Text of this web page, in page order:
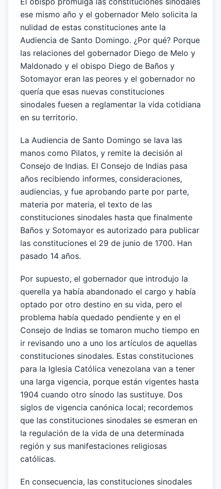
ese mismo año y el gobernador Melo solicita la
nulidad de estas constituciones ante la
Audiencia de Santo Domingo. ¿Por qué? Porque
las relaciones del gobernador Diego de Melo y
Maldonado y el obispo Diego de Baños y
Sotomayor eran las peores y el gobernador no
quería que esas nuevas constituciones
sinodales fuesen a reglamentar la vida cotidiana
en su territorio.
La Audiencia de Santo Domingo se lava las
manos como Pilatos, y remite la decisión al
Consejo de Indias. El Consejo de Indias pasa
años recibiendo informes, consideraciones,
audiencias, y fue aprobando parte por parte,
materia por materia, el texto de las
constituciones sinodales hasta que finalmente
Baños y Sotomayor es autorizado para publicar
las constituciones el 29 de junio de 1700. Han
pasado 14 años.
Por supuesto, el gobernador que introdujo la
querella ya había abandonado el cargo y había
optado por otro destino en su vida, pero el
problema había quedado pendiente y en el
Consejo de Indias se tomaron mucho tiempo en
ir revisando uno a uno los artículos de aquellas
constituciones sinodales. Estas constituciones
para la Iglesia Católica venezolana van a tener
una larga vigencia, porque están vigentes hasta
1904 cuando otro sínodo las sustituye. Dos
siglos de vigencia canónica local; recordemos
que las constituciones sinodales se esmeran en
la regulación de la vida de una determinada
región y sus manifestaciones religiosas
católicas.
En consecuencia, las constituciones sinodales